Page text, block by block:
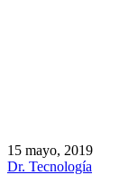
15 mayo, 2019
Dr. Tecnología